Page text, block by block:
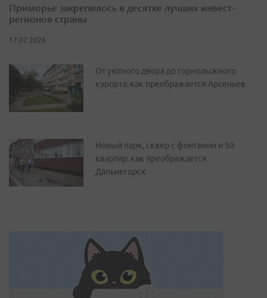
Приморье закрепилось в десятке лучших инвест-
регионов страны
17.07.2026
От уютного двора до горнолыжного
курорта: как преображается Арсеньев
Новый парк, сквер с фонтаном и 50
квартир: как преображается
Дальнегорск